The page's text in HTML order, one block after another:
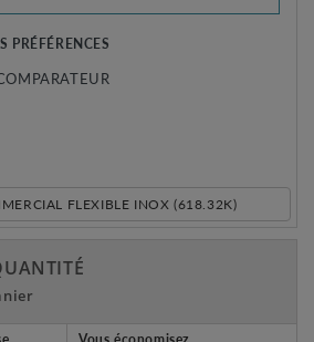
PRÉFÉRENCES
FLEXIBLE INOX (618.32K)